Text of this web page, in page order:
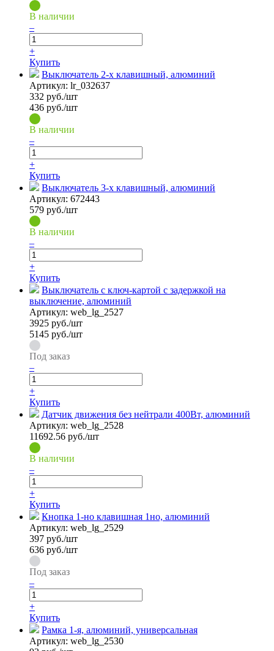
В наличии
–
+
Купить
Выключатель 2-х клавишный, алюминий
Артикул: lr_032637
332 руб./шт
436 руб./шт
В наличии
–
+
Купить
Выключатель 3-х клавишный, алюминий
Артикул: 672443
579 руб./шт
В наличии
–
+
Купить
Выключатель с ключ-картой c задержкой на
выключение, алюминий
Артикул: web_lg_2527
3925 руб./шт
5145 руб./шт
Под заказ
–
+
Купить
Датчик движения без нейтрали 400Вт, алюминий
Артикул: web_lg_2528
11692.56 руб./шт
В наличии
–
+
Купить
Кнопка 1-но клавишная 1но, алюминий
Артикул: web_lg_2529
397 руб./шт
636 руб./шт
Под заказ
–
+
Купить
Рамка 1-я, алюминий, универсальная
Артикул: web_lg_2530